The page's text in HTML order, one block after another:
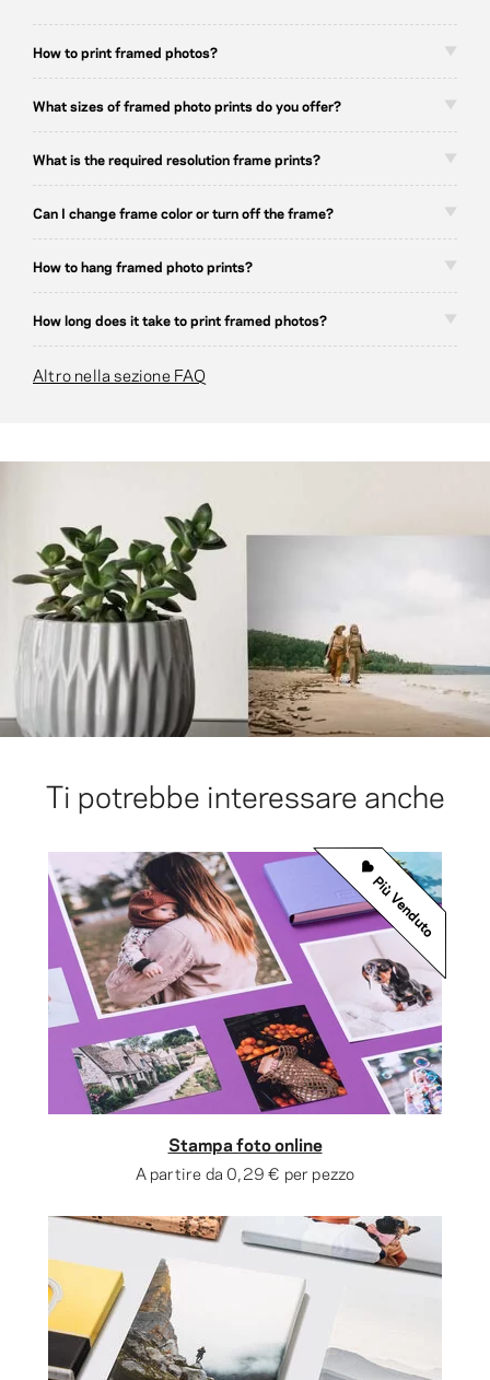
How to print framed photos?
What sizes of framed photo prints do you offer?
What is the required resolution frame prints?
Can I change frame color or turn off the frame?
How to hang framed photo prints?
How long does it take to print framed photos?
Altro nella sezione FAQ
Ti potrebbe interessare anche
Stampa foto online
A partire da 0,29 € per pezzo
Più Venduto